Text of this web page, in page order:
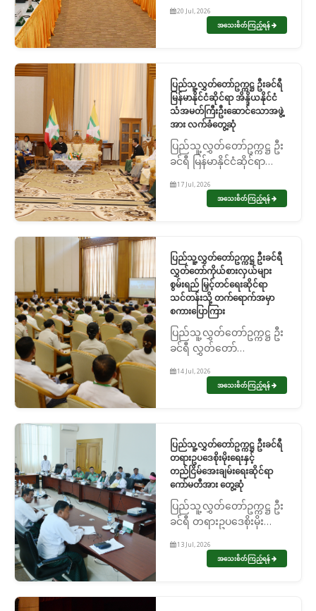
ရွယ်အို အခွင့်အရေးဆိုင်ရာ
ကော်မတီနှင့် ဟိုတယ်၊
တို့အား တွေ့ဆု...
20 Jul, 2026
အသေးစိတ်ကြည့်ရန်
ပြည်သူ့လွှတ်တော်ဥက္ကဋ္ဌ ဦးခင်ရီ
မြန်မာနိုင်ငံဆိုင်ရာ အိန္ဒိယနိုင်ငံ
သံအမတ်ကြီးဦးဆောင်သောအဖွဲ့
အား လက်ခံတွေ့ဆုံ
ပြည်သူ့လွှတ်တော်ဥက္ကဋ္ဌ ဦး
ခင်ရီ မြန်မာနိုင်ငံဆိုင်ရာ
ဦးဆောင်သောအဖွဲ့အား
လက်ခံတွေ့ဆုံ
17 Jul, 2026
အသေးစိတ်ကြည့်ရန်
ပြည်သူ့လွှတ်တော်ဥက္ကဋ္ဌ ဦးခင်ရီ
လွှတ်တော်ကိုယ်စားလှယ်များ
စွမ်းရည် မြှင့်တင်ရေးဆိုင်ရာ
သင်တန်းသို့ တက်ရောက်အမှာ
စကားပြောကြား
ပြည်သူ့လွှတ်တော်ဥက္ကဋ္ဌ ဦး
ခင်ရီ လွှတ်တော်
မြှင့်တင်ရေးဆိုင်ရာသင်တန်း
သို့ တက်ရောက်အမှာ
14 Jul, 2026
အသေးစိတ်ကြည့်ရန်
ပြည်သူ့လွှတ်တော်ဥက္ကဋ္ဌ ဦးခင်ရီ
တရားဥပဒေစိုးမိုးရေးနှင့်
တည်ငြိမ်အေးချမ်းရေးဆိုင်ရာ
ကော်မတီအား တွေ့ဆုံ
ပြည်သူ့လွှတ်တော်ဥက္ကဋ္ဌ ဦး
ခင်ရီ တရားဥပဒေစိုးမိုးရေး
ဆိုင်ရာကော်မတီအား
13 Jul, 2026
အသေးစိတ်ကြည့်ရန်